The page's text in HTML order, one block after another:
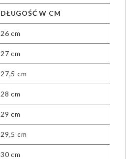
DŁUGOŚĆ W CM
26 cm
27 cm
27,5 cm
28 cm
29 cm
29,5 cm
30 cm